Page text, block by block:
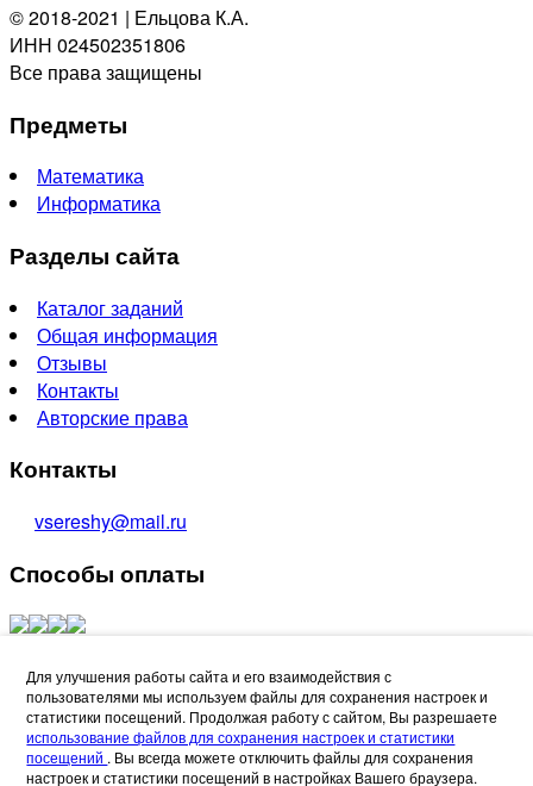
© 2018-2021 | Ельцова К.А.
ИНН 024502351806
Все права защищены
Предметы
Математика
Информатика
Разделы сайта
Каталог заданий
Общая информация
Отзывы
Контакты
Авторские права
Контакты
vsereshy@mail.ru
Способы оплаты
Refund Reason
Для улучшения работы сайта и его взаимодействия с
пользователями мы используем файлы для сохранения настроек и
статистики посещений. Продолжая работу с сайтом, Вы разрешаете
использование файлов для сохранения настроек и статистики
посещений . Вы всегда можете отключить файлы для сохранения
настроек и статистики посещений в настройках Вашего браузера.